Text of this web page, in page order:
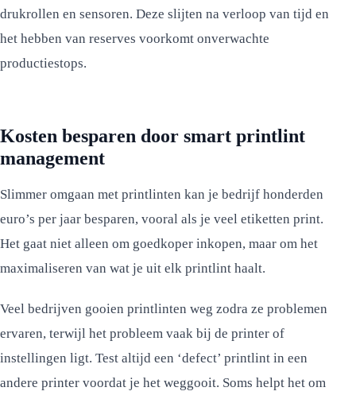
drukrollen en sensoren. Deze slijten na verloop van tijd en
het hebben van reserves voorkomt onverwachte
productiestops.
Kosten besparen door smart printlint
management
Slimmer omgaan met printlinten kan je bedrijf honderden
euro’s per jaar besparen, vooral als je veel etiketten print.
Het gaat niet alleen om goedkoper inkopen, maar om het
maximaliseren van wat je uit elk printlint haalt.
Veel bedrijven gooien printlinten weg zodra ze problemen
ervaren, terwijl het probleem vaak bij de printer of
instellingen ligt. Test altijd een ‘defect’ printlint in een
andere printer voordat je het weggooit. Soms helpt het om